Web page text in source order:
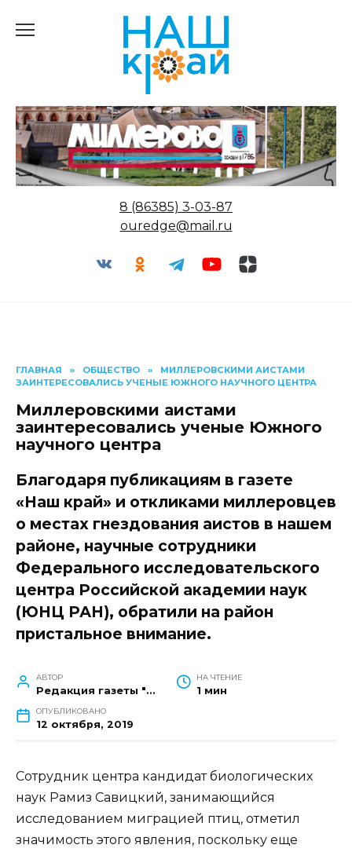
8 (86385) 3-03-87
ouredge@mail.ru
ГЛАВНАЯ » ОБЩЕСТВО »
МИЛЛЕРОВСКИМИ АИСТАМИ
ЗАИНТЕРЕСОВАЛИСЬ УЧЕНЫЕ ЮЖНОГО НАУЧНОГО ЦЕНТРА
Миллеровскими аистами
заинтересовались ученые Южного
научного центра
Благодаря публикациям в газете
«Наш край» и откликами миллеровцев
о местах гнездования аистов в нашем
районе, научные сотрудники
Федерального исследовательского
центра Российской академии наук
(ЮНЦ РАН), обратили на район
пристальное внимание.
АВТОР
Редакция газеты "Наш край"
НА ЧТЕНИЕ
1 мин
ОПУБЛИКОВАНО
12 октября, 2019
Сотрудник центра кандидат биологических
наук Рамиз Савицкий, занимающийся
исследованием миграцией птиц, отметил
значимость этого явления, поскольку еще